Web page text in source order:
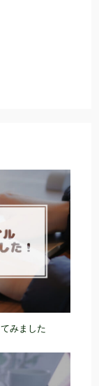
みました